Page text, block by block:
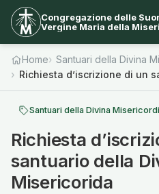
Congregazione delle
Vergine Maria della
Home
Santuari della Divina
Richiesta d’iscrizione di un
Santuari della Divina
Richiesta
santuario della
Misericorida